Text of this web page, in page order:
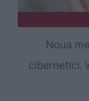
Noua
cibernetici.